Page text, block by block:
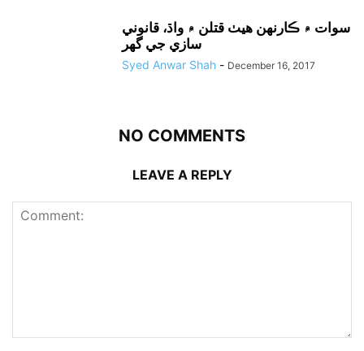
سوات ۾ ڪارنهن هيٺ قتلن ۾ واڌ، قانوني
سازي جي گهر
Syed Anwar Shah - December 16, 2017
NO COMMENTS
LEAVE A REPLY